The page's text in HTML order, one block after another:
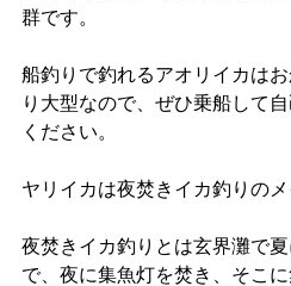
群です。
船釣りで釣れるアオリイカは
り大型なので、ぜひ乗船して
ください。
ヤリイカは夜焚きイカ釣りのメ
夜焚きイカ釣りとは玄界灘で
で、夜に集魚灯を焚き、そこ